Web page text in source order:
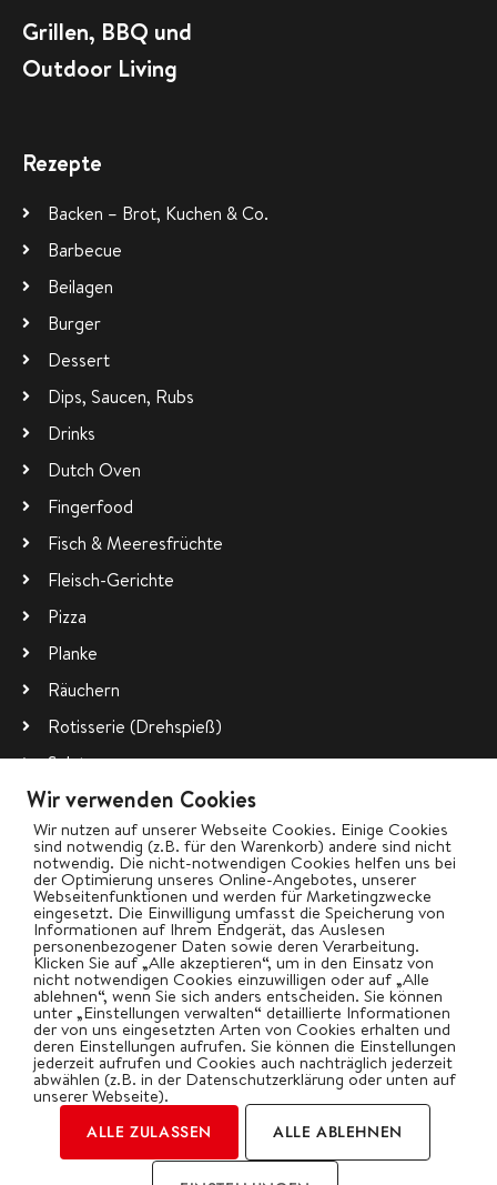
Grillen, BBQ und
Outdoor Living
Rezepte
Backen – Brot, Kuchen & Co.
Barbecue
Beilagen
Burger
Dessert
Dips, Saucen, Rubs
Drinks
Dutch Oven
Fingerfood
Fisch & Meeresfrüchte
Fleisch-Gerichte
Pizza
Planke
Räuchern
Rotisserie (Drehspieß)
Salate
Vegetarisch
Wok
bigBBQ goes Social
Kategorien
2026 | by Oliver Gawryluk
Wir verwenden Cookies
Wir nutzen auf unserer Webseite Cookies. Einige Cookies
sind notwendig (z.B. für den Warenkorb) andere sind nicht
notwendig. Die nicht-notwendigen Cookies helfen uns bei
der Optimierung unseres Online-Angebotes, unserer
Webseitenfunktionen und werden für Marketingzwecke
eingesetzt. Die Einwilligung umfasst die Speicherung von
Informationen auf Ihrem Endgerät, das Auslesen
personenbezogener Daten sowie deren Verarbeitung.
Klicken Sie auf „Alle akzeptieren“, um in den Einsatz von
nicht notwendigen Cookies einzuwilligen oder auf „Alle
ablehnen“, wenn Sie sich anders entscheiden. Sie können
unter „Einstellungen verwalten“ detaillierte Informationen
der von uns eingesetzten Arten von Cookies erhalten und
deren Einstellungen aufrufen. Sie können die Einstellungen
jederzeit aufrufen und Cookies auch nachträglich jederzeit
abwählen (z.B. in der Datenschutzerklärung oder unten auf
unserer Webseite).
ALLE ZULASSEN ALLE ABLEHNEN